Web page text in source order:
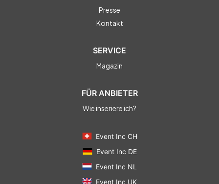
Presse
Kontakt
SERVICE
Magazin
FÜR ANBIETER
Wie inseriere ich?
Event Inc CH
Event Inc DE
Event Inc NL
Event Inc UK